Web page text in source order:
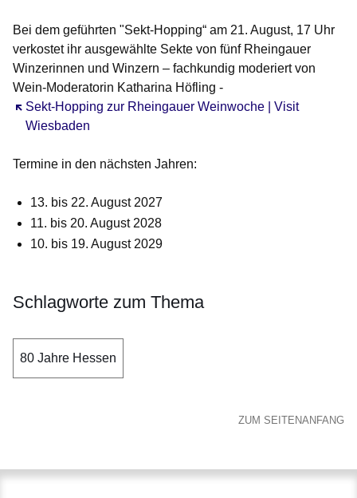
Bei dem geführten "Sekt-Hopping“ am 21. August, 17 Uhr
verkostet ihr ausgewählte Sekte von fünf Rheingauer
Winzerinnen und Winzern – fachkundig moderiert von
Wein-Moderatorin Katharina Höfling -
Sekt-Hopping zur Rheingauer Weinwoche | Visit
Wiesbaden
Öffnet sich in einem neuen Fenster
Termine in den nächsten Jahren:
13. bis 22. August 2027
11. bis 20. August 2028
10. bis 19. August 2029
Schlagworte zum Thema
80 Jahre Hessen
ZUM SEITENANFANG